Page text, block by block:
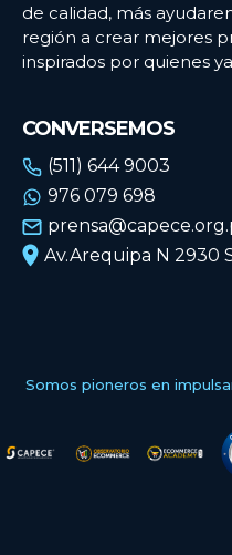
de calidad, más
región a crear mejores
inspirados por quienes
CONVERSEMOS
(511) 644 9003
976 079 698
Av.Arequipa N 2930
Somos pioneros en